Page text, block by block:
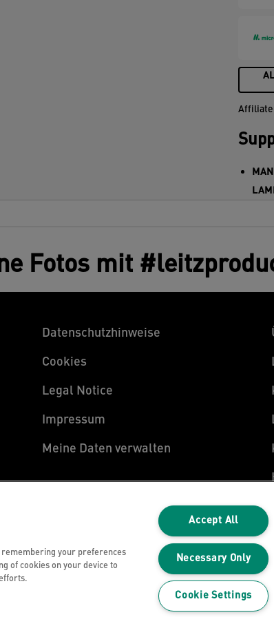
Fotos mit
Datenschutzhinweise
Cookies
Legal Notice
Impressum
Meine Daten verwalten
remembering your preferences
of cookies on your device to
Accept All
Necessary Only
Cookie Settings